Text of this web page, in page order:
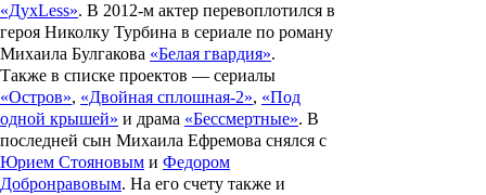
«ДухLess». В 2012-м актер перевоплотился в
героя Николку Турбина в сериале по роману
Михаила Булгакова «Белая гвардия».
Также в списке проектов — сериалы
«Остров», «Двойная сплошная-2», «Под
одной крышей» и драма «Бессмертные». В
последней сын Михаила Ефремова снялся с
Юрием Стояновым и Федором
Добронравовым. На его счету также и